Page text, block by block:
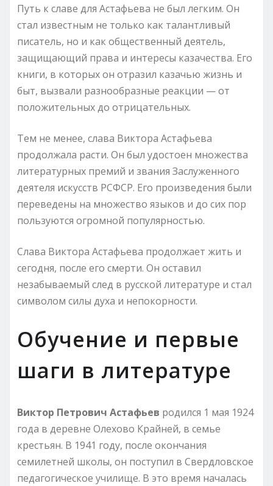
Путь к славе для Астафьева не был легким. Он
стал известным не только как талантливый
писатель, но и как общественный деятель,
защищающий права и интересы казачества. Его
книги, в которых он отразил казачью жизнь и
быт, вызвали разнообразные реакции — от
положительных до отрицательных.
Тем не менее, слава Виктора Астафьева
продолжала расти. Он был удостоен множества
литературных премий и звания Заслуженного
деятеля искусств РСФСР. Его произведения были
переведены на множество языков и до сих пор
пользуются огромной популярностью.
Слава Виктора Астафьева продолжает жить и
сегодня, после его смерти. Он оставил
незабываемый след в русской литературе и стал
символом силы духа и непокорности.
Обучение и первые
шаги в литературе
Виктор Петрович Астафьев родился 1 мая 1924
года в деревне Олехово Крайней, в семье
крестьян. В 1941 году, после окончания
семилетней школы, он поступил в Свердловское
педагогическое училище. В это время началась